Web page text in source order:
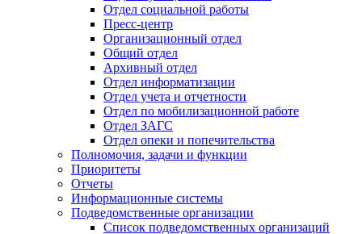
Отдел социальной работы
Пресс-центр
Организационный отдел
Общий отдел
Архивный отдел
Отдел информатизации
Отдел учета и отчетности
Отдел по мобилизационной работе
Отдел ЗАГС
Отдел опеки и попечительства
Полномочия, задачи и функции
Приоритеты
Отчеты
Информационные системы
Подведомственные организации
Список подведомственных организаций